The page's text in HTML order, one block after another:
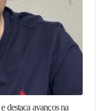
destaca avanços na